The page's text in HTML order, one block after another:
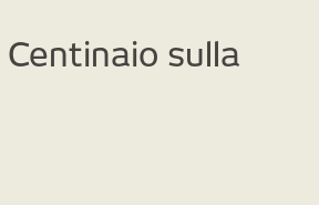
sulla